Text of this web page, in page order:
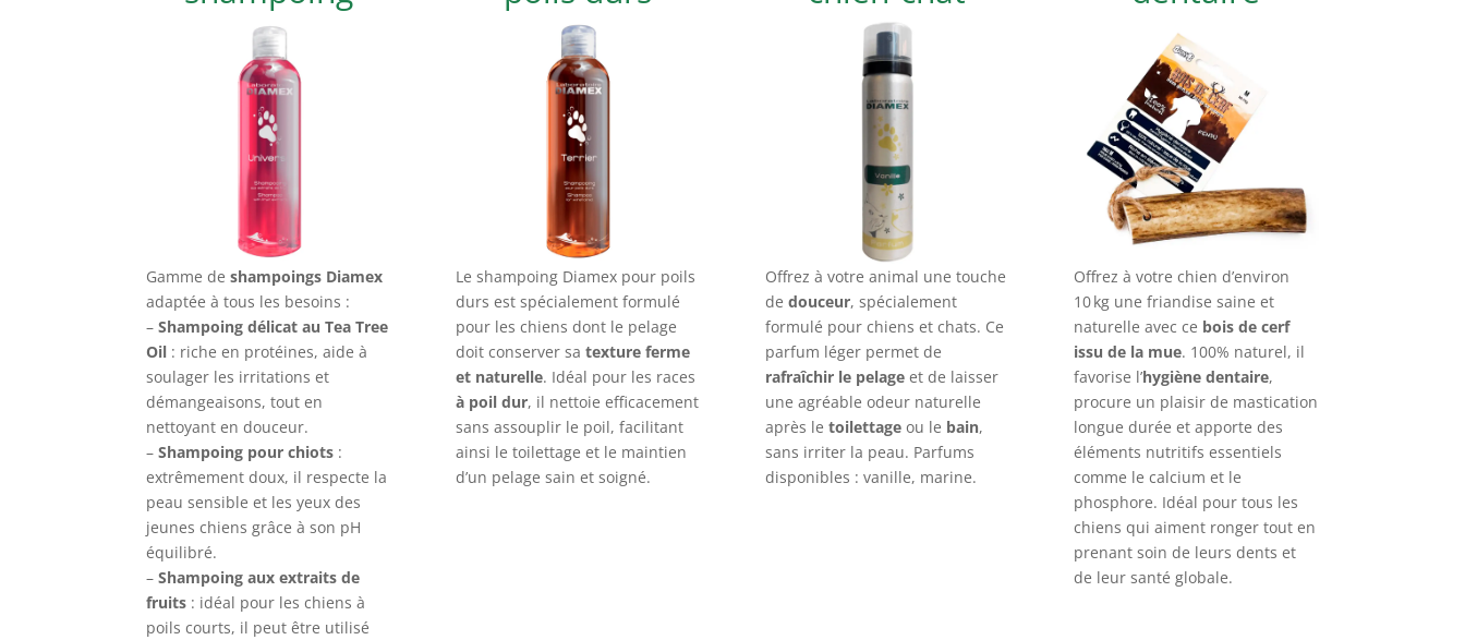
Gamme deshampoings Diamex
adaptée à tous les besoins :
–Shampoing délicat au Tea Tree
Oil : riche en protéines, aide à
soulager les irritations et
démangeaisons, tout en
nettoyant en douceur.
–Shampoing pour chiots :
extrêmement doux, il respecte la
peau sensible et les yeux des
jeunes chiens grâce à son pH
équilibré.
–Shampoing aux extraits de
fruits : idéal pour les chiens à
poils courts, il peut être utilisé
Le shampoing Diamex pour poils
durs est spécialement formulé
pour les chiens dont le pelage
doit conserver sa texture ferme
et naturelle. Idéal pour les races
à poil dur, il nettoie efficacement
sans assouplir le poil, facilitant
ainsi le toilettage et le maintien
d’un pelage sain et soigné.
Offrez à votre animal une touche
de douceur, spécialement
formulé pour chiens et chats. Ce
parfum léger permet de
rafraîchir le pelageet de laisser
une agréable odeur naturelle
après le toilettageou le bain,
sans irriter la peau. Parfums
disponibles : vanille, marine.
Offrez à votre chien d’environ
10 kg une friandise saine et
naturelle avec ce bois de cerf
issu de la mue. 100% naturel, il
favorise l’hygiène dentaire,
procure un plaisir de mastication
longue durée et apporte des
éléments nutritifs essentiels
comme le calcium et le
phosphore. Idéal pour tous les
chiens qui aiment ronger tout en
prenant soin de leurs dents et
de leur santé globale.